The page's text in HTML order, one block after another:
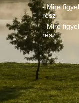
- Mire
rész
- Mire
rész